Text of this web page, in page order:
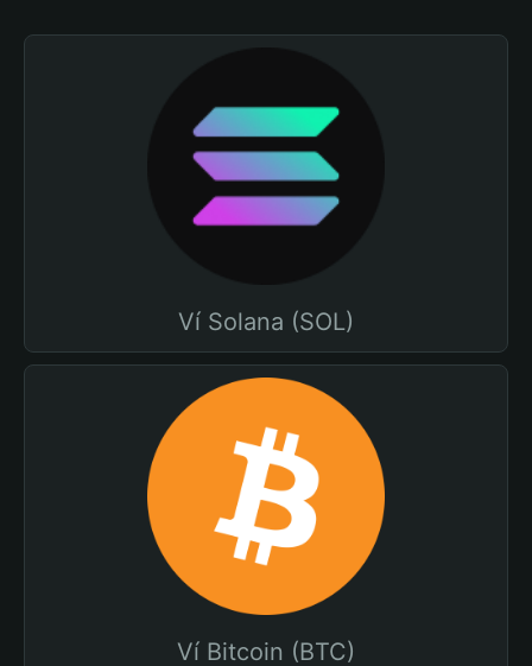
Ví Solana (SOL)
Ví Bitcoin (BTC)